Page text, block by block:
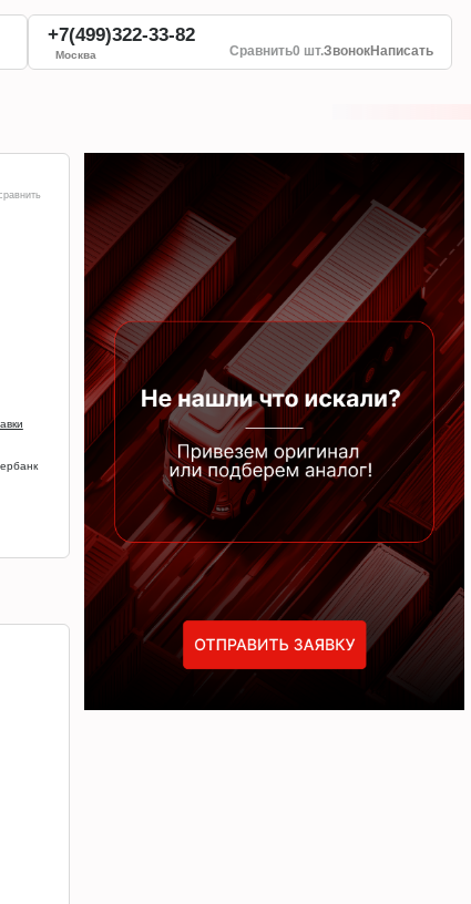
+7(499)322-33-82
Москва Сравнить0 шт.ЗвонокНаписать